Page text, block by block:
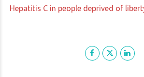
Hepatitis C in people deprived of